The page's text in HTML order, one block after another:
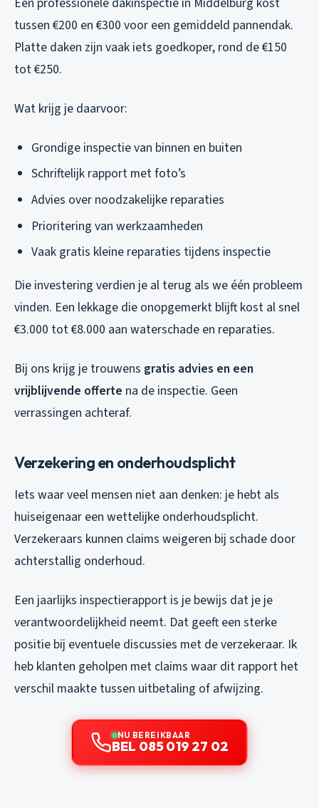
tussen €200 en €300 voor een gemiddeld pannendak.
Platte daken zijn vaak iets goedkoper, rond de €150
tot €250.
Wat krijg je daarvoor:
Grondige inspectie van binnen en buiten
Schriftelijk rapport met foto’s
Advies over noodzakelijke reparaties
Prioritering van werkzaamheden
Vaak gratis kleine reparaties tijdens inspectie
Die investering verdien je al terug als we één probleem
vinden. Een lekkage die onopgemerkt blijft kost al snel
€3.000 tot €8.000 aan waterschade en reparaties.
Bij ons krijg je trouwens gratis advies en een
vrijblijvende offerte na de inspectie. Geen
verrassingen achteraf.
Verzekering en onderhoudsplicht
Iets waar veel mensen niet aan denken: je hebt als
huiseigenaar een wettelijke onderhoudsplicht.
Verzekeraars kunnen claims weigeren bij schade door
achterstallig onderhoud.
Een jaarlijks inspectierapport is je bewijs dat je je
verantwoordelijkheid neemt. Dat geeft een sterke
positie bij eventuele discussies met de verzekeraar. Ik
heb klanten geholpen met claims waar dit rapport het
verschil maakte tussen uitbetaling of afwijzing.
NU BEREIKBAAR
BEL 085 019 27 02